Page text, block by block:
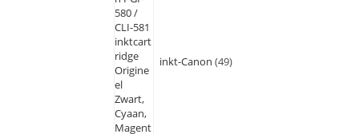
inkt-Canon 49